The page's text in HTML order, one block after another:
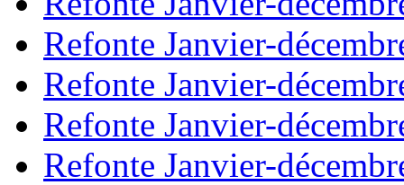
Refonte Janvier-
Refonte Janvier-
Refonte Janvier-
Refonte Janvier-